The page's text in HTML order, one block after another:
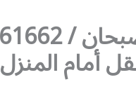
أمام المنزل